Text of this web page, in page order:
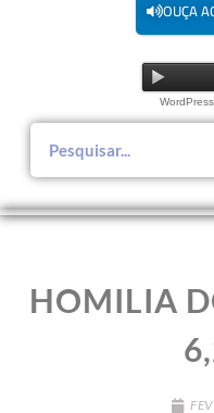
OUÇA
HOMILIA